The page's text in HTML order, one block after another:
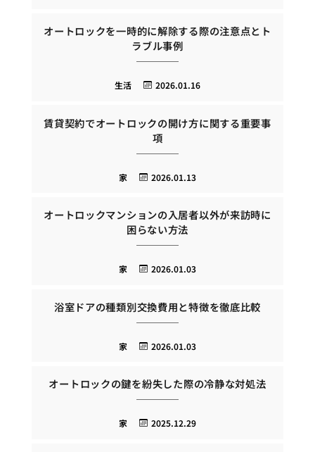
オートロックを一時的に解除する際の注意点とト
ラブル事例
2026.01.16
生活
賃貸契約でオートロックの開け方に関する重要事
項
2026.01.13
家
オートロックマンションの入居者以外が来訪時に
困らない方法
2026.01.03
家
浴室ドアの種類別交換費用と特徴を徹底比較
2026.01.03
家
オートロックの鍵を紛失した際の冷静な対処法
2025.12.29
家